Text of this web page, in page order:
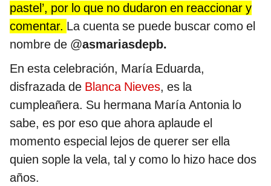
pastel’, por lo que no dudaron en reaccionar y
comentar. La cuenta se puede buscar como el
nombre de @asmariasdepb.
En esta celebración, María Eduarda,
disfrazada de Blanca Nieves, es la
cumpleañera. Su hermana María Antonia lo
sabe, es por eso que ahora aplaude el
momento especial lejos de querer ser ella
quien sople la vela, tal y como lo hizo hace dos
años.